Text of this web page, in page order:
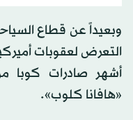
وبعيداً عن قطاع
التعرض لعقوبات
أشهر صادرات كوبا
«هافانا كلوب».